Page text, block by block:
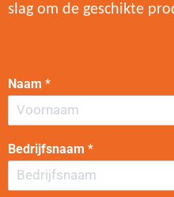
slag om de geschikte
Naam *
o
o
a
Bedrijfsnaam *